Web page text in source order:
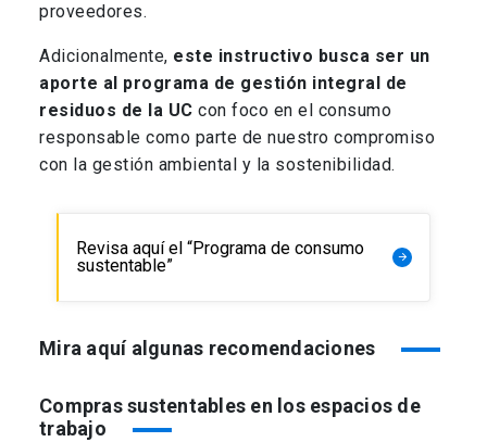
proveedores.
Adicionalmente, este instructivo busca ser un
aporte al programa de gestión integral de
residuos de la UC con foco en el consumo
responsable como parte de nuestro compromiso
con la gestión ambiental y la sostenibilidad.
Revisa aquí el “Programa de consumo
sustentable”
arrow_forward
Mira aquí algunas recomendaciones
Compras sustentables en los espacios de
trabajo